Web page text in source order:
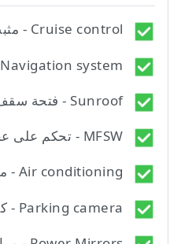
Cruise control - مثبت السرعة
Navigation system - نظام الملاحة
Sunroof - فتحة سقف
MFSW - تحكم على عجلة القيادة
Air conditioning - مكيف ديجيتال
Parking camera - كاميرا خلفية